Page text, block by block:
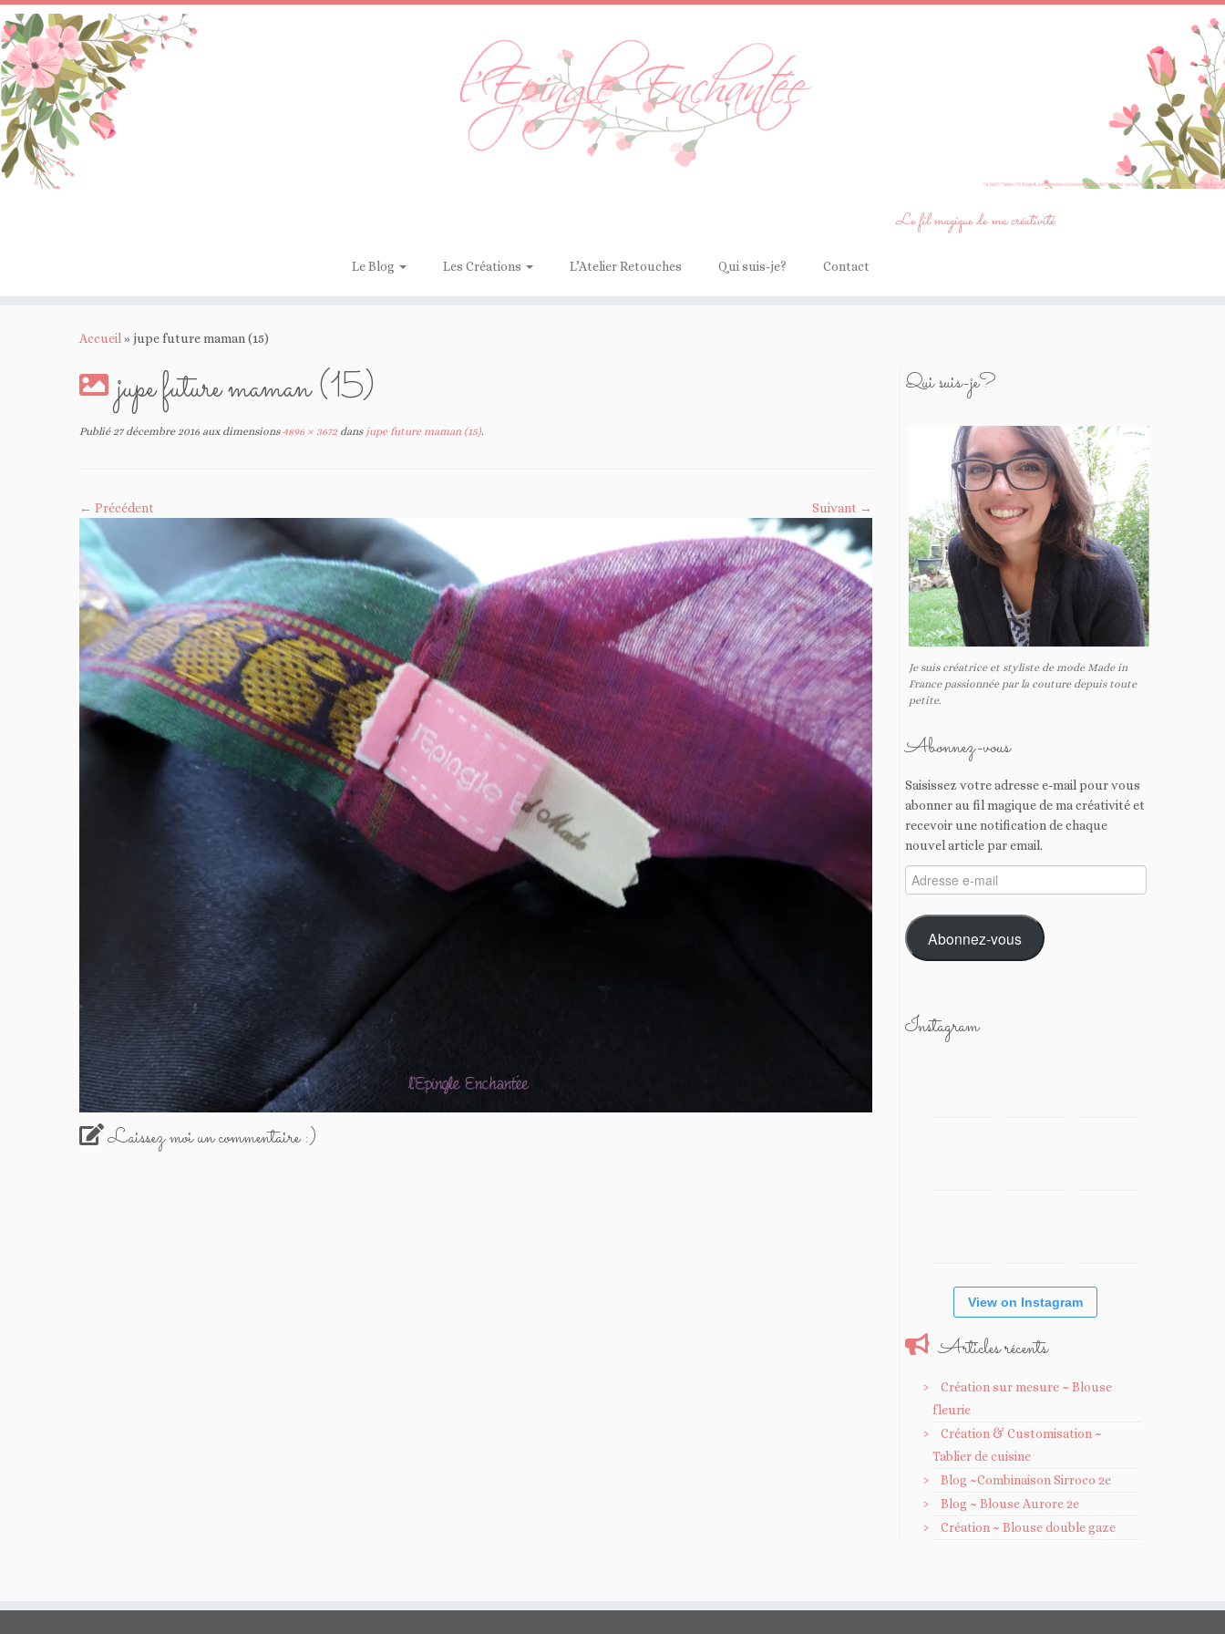
Passer
au
contenu
Le fil magique de ma créativité
Le Blog Les Créations L’Atelier Retouches Qui suis-je? Contact
Accueil » jupe future maman (15)
jupe future maman (15)
Publié 27 décembre 2016 aux dimensions4896 × 3672 dansjupe future maman (15).
← Précédent Suivant →
Laissez moi un commentaire :)
Qui suis-je?
Je suis créatrice et styliste de mode Made in
France passionnée par la couture depuis toute
petite.
Abonnez-vous
Saisissez votre adresse e-mail pour vous
abonner au fil magique de ma créativité et
recevoir une notification de chaque
nouvel article par email.
Adresse
e-
mail
Abonnez-vous
Instagram
View on Instagram
Articles récents
Création sur mesure ~ Blouse
fleurie
Création & Customisation ~
Tablier de cuisine
Blog ~Combinaison Sirroco 2e
Blog ~ Blouse Aurore 2e
Création ~ Blouse double gaze